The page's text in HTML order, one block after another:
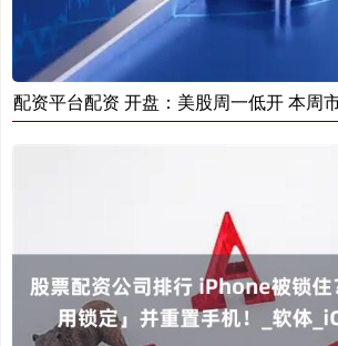
配资平台配资 开盘：美股周一低开 本周